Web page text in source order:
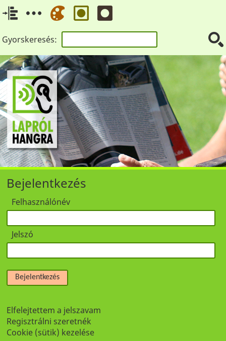
Gyorskeresés:
Bejelentkezés
Felhasználónév
Jelszó
Bejelentkezés
Elfelejtettem a jelszavam
Regisztrálni szeretnék
Cookie (sütik) kezelése